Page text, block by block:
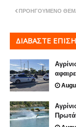
ΠΡΟΗΓΟΎΜΕΝΟ
ΔΙΑΒΑΣΤΕ